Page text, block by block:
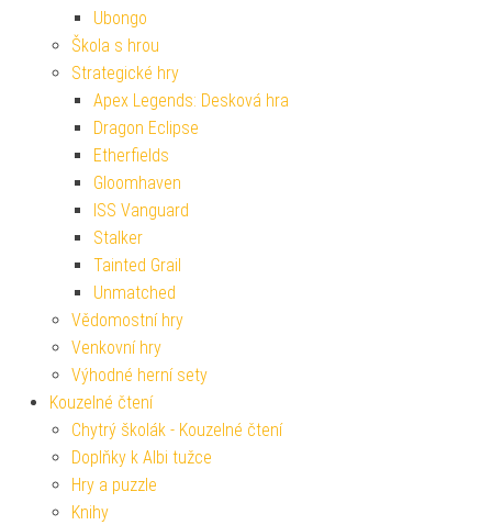
Ubongo
Škola s hrou
Strategické hry
Apex Legends: Desková hra
Dragon Eclipse
Etherfields
Gloomhaven
ISS Vanguard
Stalker
Tainted Grail
Unmatched
Vědomostní hry
Venkovní hry
Výhodné herní sety
Kouzelné čtení
Chytrý školák - Kouzelné čtení
Doplňky k Albi tužce
Hry a puzzle
Knihy